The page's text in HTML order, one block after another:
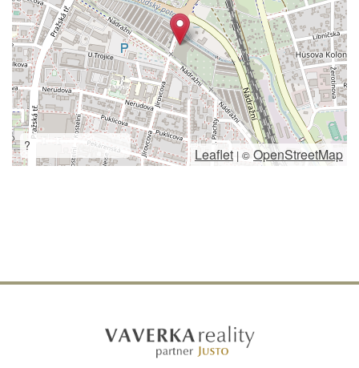
? Leaflet | © OpenStreetMap